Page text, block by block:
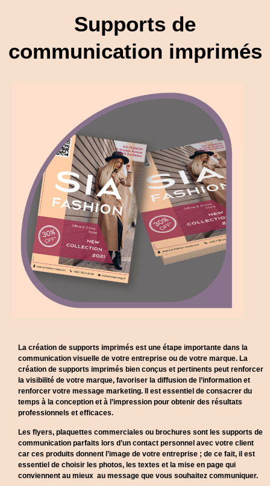
Supports de
communication imprimés
La création de supports imprimés est une étape importante dans la
communication visuelle de votre entreprise ou de votre marque. La
création de supports imprimés bien conçus et pertinents peut renforcer
la visibilité de votre marque, favoriser la diffusion de l’information et
renforcer votre message marketing. Il est essentiel de consacrer du
temps à la conception et à l’impression pour obtenir des résultats
professionnels et efficaces.
Les flyers, plaquettes commerciales ou brochures sont les supports de
communication parfaits lors d’un contact personnel avec votre client
car ces produits donnent l’image de votre entreprise ; de ce fait, il est
essentiel de choisir les photos, les textes et la mise en page qui
conviennent au mieux au message que vous souhaitez communiquer.